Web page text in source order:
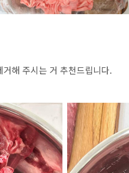
해 주시는 거 추천드립니다.